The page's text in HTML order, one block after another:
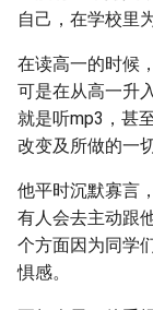
自己，在学校里
在读高一的时候
可是在从高一升
就是听mp3，甚
改变及所做的一
他平时沉默寡言
有人会去主动跟
个方面因为同学
惧感。